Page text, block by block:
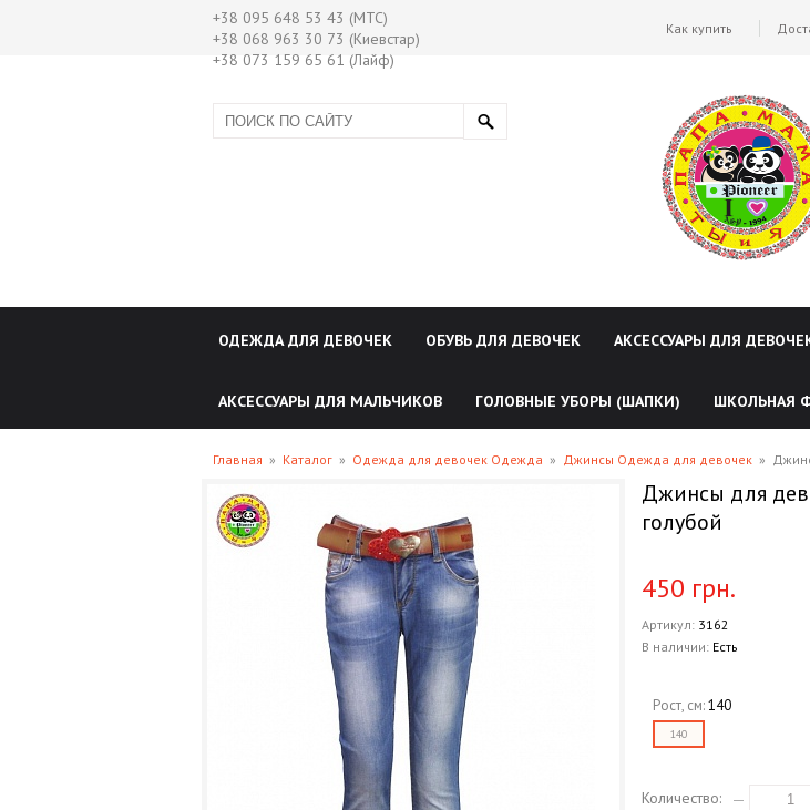
+38 095 648 53 43 (МТС)
+38 068 963 30 73 (Киевстар)
+38 073 159 65 61 (Лайф)
Как купить
ОДЕЖДА ДЛЯ ДЕВОЧЕК ОБУВЬ ДЛЯ ДЕВОЧЕК АКСЕССУАРЫ ДЛЯ
АКСЕССУАРЫ ДЛЯ МАЛЬЧИКОВ ГОЛОВНЫЕ УБОРЫ (ШАПКИ) ШКОЛЬНАЯ
Главная » Каталог » Одежда для девочек Одежда » Джинсы Одежда для девочек »
Джинсы для
голубой
450 грн.
Артикул: 3162
В наличии: Есть
Рост, см:140
140
Количество: